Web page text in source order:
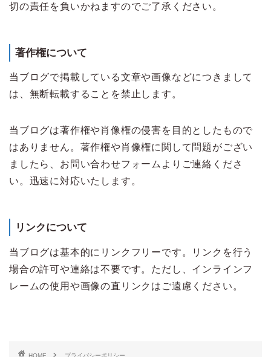
切の責任を負いかねますのでご了承ください。
著作権について
当ブログで掲載している文章や画像などにつきまして
は、無断転載することを禁止します。
当ブログは著作権や肖像権の侵害を目的としたもので
はありません。著作権や肖像権に関して問題がござい
ましたら、お問い合わせフォームよりご連絡くださ
い。迅速に対応いたします。
リンクについて
当ブログは基本的にリンクフリーです。リンクを行う
場合の許可や連絡は不要です。ただし、インラインフ
レームの使用や画像の直リンクはご遠慮ください。
HOME プライバシーポリシー